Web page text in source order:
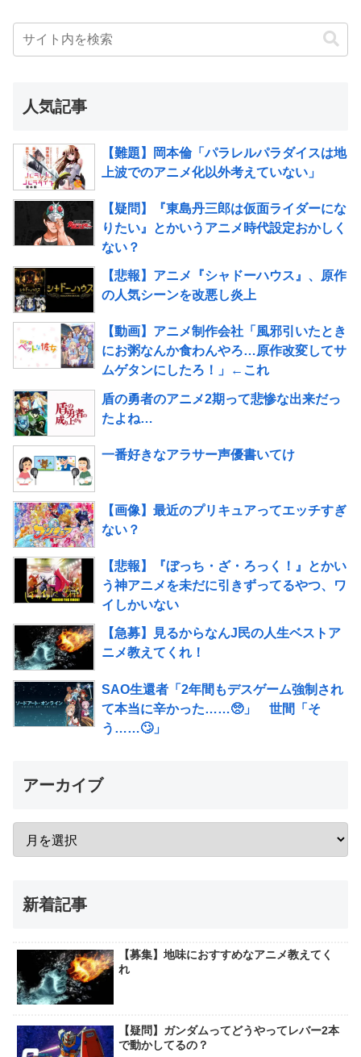
人気記事
【難題】岡本倫「パラレルパラダイスは地
上波でのアニメ化以外考えていない」
【疑問】『東島丹三郎は仮面ライダーにな
りたい』とかいうアニメ時代設定おかしく
ない？
【悲報】アニメ『シャドーハウス』、原作
の人気シーンを改悪し炎上
【動画】アニメ制作会社「風邪引いたとき
にお粥なんか食わんやろ…原作改変してサ
ムゲタンにしたろ！」←これ
盾の勇者のアニメ2期って悲惨な出来だっ
たよね…
一番好きなアラサー声優書いてけ
【画像】最近のプリキュアってエッチすぎ
ない？
【悲報】『ぼっち・ざ・ろっく！』とかい
う神アニメを未だに引きずってるやつ、ワ
イしかいない
【急募】見るからなんJ民の人生ベストア
ニメ教えてくれ！
SAO生還者「2年間もデスゲーム強制され
て本当に辛かった……🥺」 世間「そ
う……🙄」
アーカイブ
新着記事
【募集】地味におすすめなアニメ教えてく
れ
【疑問】ガンダムってどうやってレバー2本
で動かしてるの？